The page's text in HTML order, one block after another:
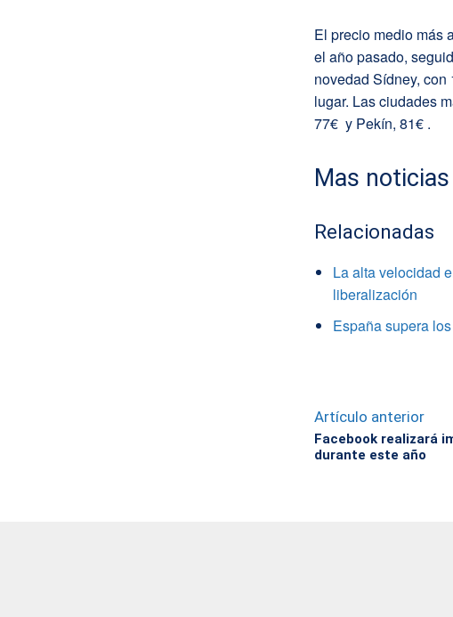
El precio medio más
el año pasado,
novedad Sídney, con
lugar. Las ciudades
77€ y Pekín, 81€ .
Mas noticias
Relacionadas
La alta velocidad
liberalización
España supera
Artículo anterior
Facebook realizará
durante este año